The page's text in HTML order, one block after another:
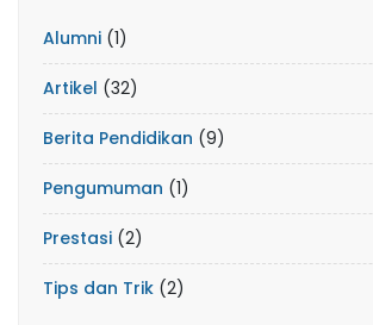
Alumni (1)
Artikel (32)
Berita Pendidikan (9)
Pengumuman (1)
Prestasi (2)
Tips dan Trik (2)